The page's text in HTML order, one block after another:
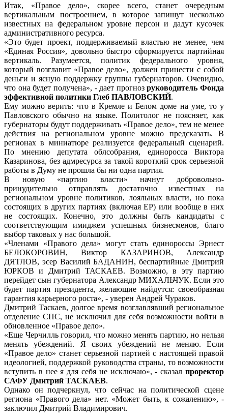
Итак, «Правое дело», скорее всего, станет очередным
вертикальным построением, в которое запишут несколько
известных на федеральном уровне персон и дадут кусочек
административного ресурса.
«Это будет проект, поддерживаемый властью не менее, чем
«Единая Россия», довольно быстро сформируется партийная
вертикаль. Разумеется, политик федерального уровня,
который возглавит «Правое дело», должен принести с собой
деньги и ясную поддержку группы губернаторов. Очевидно,
что она будет получена», - дает прогнозруководитель Фонда
эффективной политики Глеб ПАВЛОВСКИЙ.
Ему можно верить: что в Кремле и Белом доме на уме, то у
Павловского обычно на языке. Политолог не поясняет, как
губернаторы будут поддерживать «Правое дело», тем не менее
действия на региональном уровне можно предсказать. В
регионах в миниатюре реализуется федеральный сценарий.
По мнению депутата облсобрания, единоросса Виктора
Казаринова, без адмресурса за такой короткий срок серьезной
работы в Думу не прошла бы ни одна партия.
В новую «партию власти» начнут добровольно-
принудительно отправлять достаточно известных на
региональном уровне политиков, лояльных власти, но пока
состоящих в других партиях (включая ЕР) или вообще в них
не состоящих. Конечно, это должны быть кандидаты с
соответствующим имиджем успешных бизнесменов, благо
выбор таковых у нас большой.
«Членами «Правого дела» могут стать единороссы Эрнест
БЕЛОКОРОВИН, Виктор КАЗАРИНОВ, Александр
ДЯТЛОВ, эсер Василий БАДАНИН, беспартийные Дмитрий
ЮРКОВ и Дмитрий ТАСКАЕВ. Возможно, в эту партию
перейдет сын губернатора Александр МИХАЛЬЧУК. Если это
будет партия президента, желающие найдутся: своеобразная
гарантия карьерного роста», - уверен Андрей Чураков.
Дмитрий Таскаев, долгое время возглавлявший региональное
отделение СПС, не исключил для себя возможности войти в
обновленное «Правое дело».
«Еще Черчилль говорил, что можно менять партию, но нельзя
менять убеждений. Я своих убеждений не меняю. Если
«Правое дело» станет серьезной партией с настоящей правой
идеологией, поддержкой руководства страны, то возможности
вступить в нее я для себя не исключаю», - сказал проректор
САФУ Дмитрий ТАСКАЕВ.
Однако он подчеркнул, что сейчас на политической сцене
региона «Правого дела» нет. «Может быть, к сожалению», -
заключил Дмитрий Владимирович.